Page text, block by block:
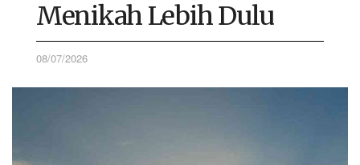
Menikah Lebih Dulu
08/07/2026